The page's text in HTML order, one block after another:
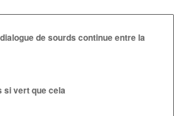
de sourds continue entre la
si vert que cela